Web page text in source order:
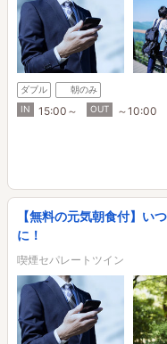
ダブル
朝のみ
IN
15:00～ OUT ～10:00
【無料の元気朝食付】い
に！
喫煙セパレートツイン